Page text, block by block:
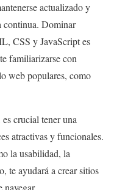
actualizado y
continua. Dominar
CSS y JavaScript es
familiarizarse con
web populares, como
crucial tener una
atractivas y funcionales.
la usabilidad, la
te ayudará a crear sitios